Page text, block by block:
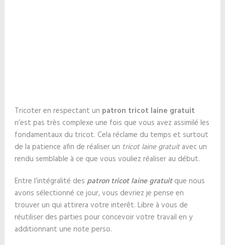
Tricoter en respectant un patron tricot laine gratuit
n’est pas très complexe une fois que vous avez assimilé les
fondamentaux du tricot. Cela réclame du temps et surtout
de la patience afin de réaliser un tricot laine gratuitavec un
rendu semblable à ce que vous vouliez réaliser au début.
Entre l’intégralité des patron tricot laine gratuitque nous
avons sélectionné ce jour, vous devriez je pense en
trouver un qui attirera votre interêt. Libre à vous de
réutiliser des parties pour concevoir votre travail en y
additionnant une note perso.